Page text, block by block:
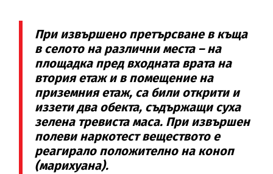
При извършено претърсване в къща
в селото на различни места – на
площадка пред входната врата на
втория етаж и в помещение на
приземния етаж, са били открити и
иззети два обекта, съдържащи суха
зелена тревиста маса. При извършен
полеви наркотест веществото е
реагирало положително на коноп
(марихуана).